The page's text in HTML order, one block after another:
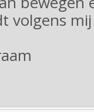
volgens